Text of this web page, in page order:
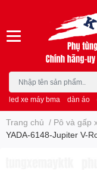
led xe máy bma dàn áo
Trang chủ / Pô và gấp
YADA-6148-Jupiter V-